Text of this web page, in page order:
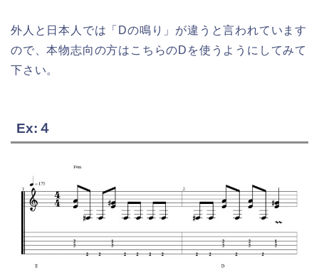
外人と日本人では「Dの鳴り」が違うと言われています
ので、本物志向の方はこちらのDを使うようにしてみて
下さい。
Ex:４